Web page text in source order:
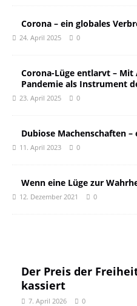
Corona – ein globales
24. April 2025 0
Corona-Lüge entlarvt –
Pandemie als Instrument
23. April 2025 0
Dubiose Machenschaften
11. April 2023 0
Wenn eine Lüge zur
12. Dezember 2021 0
Der Preis der
kassiert
7. April 2026 0